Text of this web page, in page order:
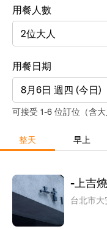
用餐人數
用餐日期
8月6日 週四 (今日)
可接受 1-6 位訂位（含大
整天 早上
-上吉
台北市大